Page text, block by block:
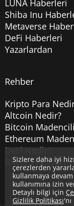
LUNA Haberleri
Shiba Inu
Metaverse
DeFi Haberleri
Yazarlardan
Rehber
Kripto Para
Altcoin Nedir?
Bitcoin
Ethereum
DeFi Nedir?
Bitcoin Hesabı
Sizlere daha iyi
çerezlerden
kullanmaya
kullanımına izin
Detaylı bilgi için
Gizlilik Politikası